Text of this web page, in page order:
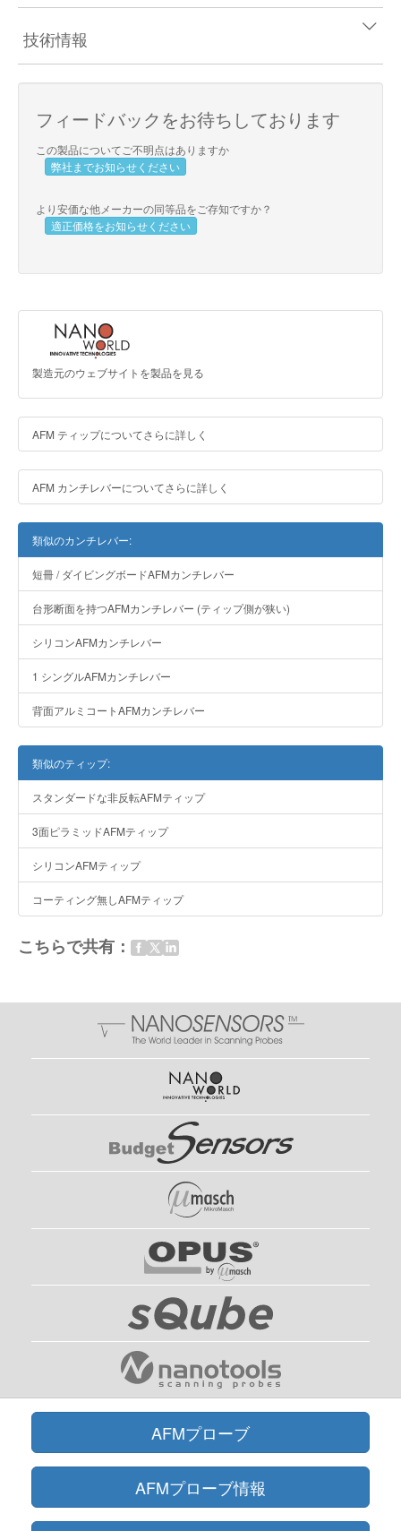
技術情報
フィードバックをお待ちしております
この製品についてご不明点はありますか
弊社までお知らせください
より安価な他メーカーの同等品をご存知ですか？
適正価格をお知らせください
製造元のウェブサイトを製品を見る
AFM ティップについてさらに詳しく
AFM カンチレバーについてさらに詳しく
類似のカンチレバー:
短冊 / ダイビングボードAFMカンチレバー
台形断面を持つAFMカンチレバー (ティップ側が狭い)
シリコンAFMカンチレバー
1 シングルAFMカンチレバー
背面アルミコートAFMカンチレバー
類似のティップ:
スタンダードな非反転AFMティップ
3面ピラミッドAFMティップ
シリコンAFMティップ
コーティング無しAFMティップ
こちらで共有：
AFMプローブ
AFMプローブ情報